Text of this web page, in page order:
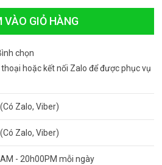
VÀO GIỎ HÀNG
chọn
hoặc kết nối Zalo để được phục vụ
(Có Zalo, Viber)
(Có Zalo, Viber)
- 20h00PM mỗi ngày